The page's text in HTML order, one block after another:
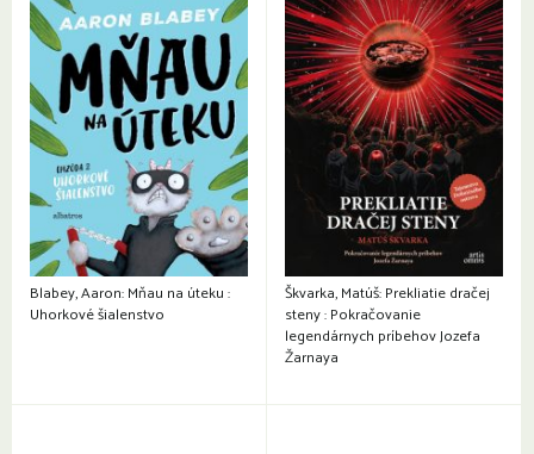
Blabey, Aaron: Mňau na úteku :
Uhorkové šialenstvo
Škvarka, Matúš: Prekliatie dračej
steny : Pokračovanie
legendárnych príbehov Jozefa
Žarnaya